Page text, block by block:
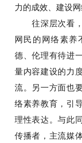
力的成效、建设网
往深层次看，
网民的网络素养
德、伦理有待进
量内容建设的力
流。另一方面也
络素养教育，引
理性表达。与此
传播者，主流媒